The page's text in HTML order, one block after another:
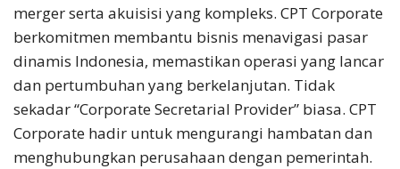
merger serta akuisisi yang kompleks. CPT Corporate
berkomitmen membantu bisnis menavigasi pasar
dinamis Indonesia, memastikan operasi yang lancar
dan pertumbuhan yang berkelanjutan. Tidak
sekadar “Corporate Secretarial Provider” biasa. CPT
Corporate hadir untuk mengurangi hambatan dan
menghubungkan perusahaan dengan pemerintah.